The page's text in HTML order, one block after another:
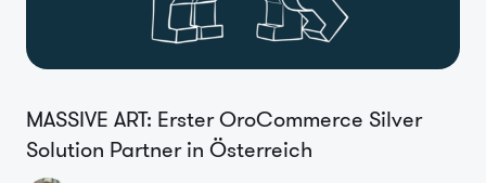
MASSIVE ART: Erster OroCommerce Silver
Solution Partner in Österreich